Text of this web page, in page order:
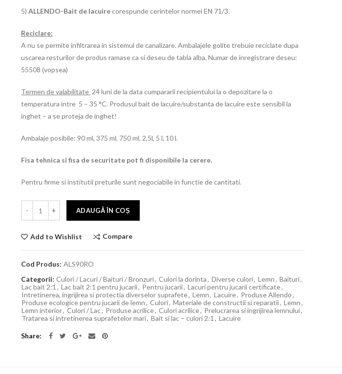
5) ALLENDO-Bait de lacuirecorespunde cerintelor normei EN 71/3.
Reciclare:
A nu se permite infiltrarea in sistemul de canalizare. Ambalajele golite trebuie reciclate dupa
uscarea resturilor de produs ramase ca si deseu de tabla alba. Numar de inregistrare deseu:
55508 (vopsea)
Termen de valabilitate 24 luni de la data cumpararii recipientului la o depozitare la o
temperatura intre 5 – 35 °C. Produsul bait de lacuire/substanta de lacuire este sensibil la
inghet – a se proteja de inghet!
Ambalaje posibile: 90 ml, 375 ml, 750 ml, 2,5l, 5 l, 10 l.
Fisa tehnica si fisa de securitate pot fi disponibile la cerere.
Pentru firme si institutii preturile sunt negociabile in functie de cantitati.
ADAUGĂ ÎN COȘ
Add to Wishlist Compare
Cod Produs: ALS90RO
Categorii: Culori / Lacuri / Baituri / Bronzuri, Culori la dorinta, Diverse culori, Lemn, Baituri,
Lac bait 2:1, Lac bait 2:1 pentru jucarii, Pentru jucarii, Lacuri pentru jucarii certificate,
Intretinerea, ingrijirea si protectia diverselor suprafete, Lemn, Lacuire, Produse Allendo,
Produse ecologice pentru jucarii de lemn, Culori, Materiale de constructii si reparatii, Lemn,
Lemn interior, Culori / Lac, Produse acrilice, Culori acrilice, Prelucrarea si ingrijirea lemnului,
Tratarea si intretinerea suprafetelor mari, Bait si lac – culori 2:1, Lacuire
Share